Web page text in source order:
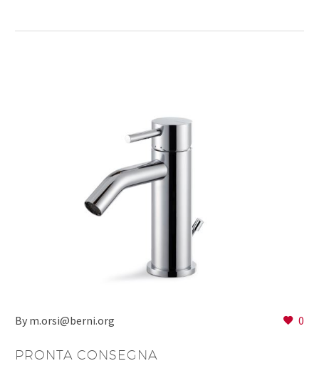
0
By m.orsi@berni.org
PRONTA CONSEGNA